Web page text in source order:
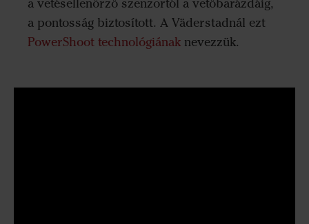
a vetésellenőrző szenzortól a vetőbarázdáig,
a pontosság biztosított. A Väderstadnál ezt
PowerShoot technológiának nevezzük.